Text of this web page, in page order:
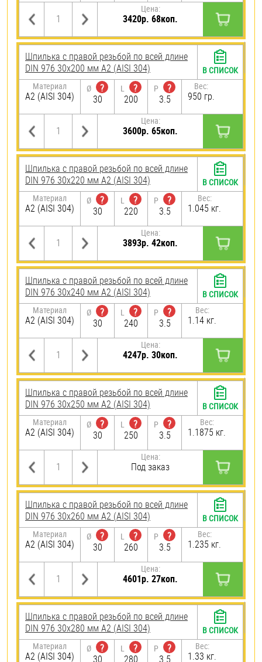
Цена:
3420р. 68коп.
Шпилька с правой резьбой по всей длине
DIN 976 30х200 мм А2 (AISI 304)
Материал
А2 (AISI 304)
Ø
?
30
L
?
200
P
?
3.5
Вес:
950 гр.
Цена:
3600р. 65коп.
В СПИСОК
Шпилька с правой резьбой по всей длине
DIN 976 30х220 мм А2 (AISI 304)
Материал
А2 (AISI 304)
Ø
?
30
L
?
220
P
?
3.5
Вес:
1.045 кг.
Цена:
3893р. 42коп.
В СПИСОК
Шпилька с правой резьбой по всей длине
DIN 976 30х240 мм А2 (AISI 304)
Материал
А2 (AISI 304)
Ø
?
30
L
?
240
P
?
3.5
Вес:
1.14 кг.
Цена:
4247р. 30коп.
В СПИСОК
Шпилька с правой резьбой по всей длине
DIN 976 30х250 мм А2 (AISI 304)
Материал
А2 (AISI 304)
Ø
?
30
L
?
250
P
?
3.5
Вес:
1.1875 кг.
Цена:
Под заказ
В СПИСОК
Шпилька с правой резьбой по всей длине
DIN 976 30х260 мм А2 (AISI 304)
Материал
А2 (AISI 304)
Ø
?
30
L
?
260
P
?
3.5
Вес:
1.235 кг.
Цена:
4601р. 27коп.
В СПИСОК
Шпилька с правой резьбой по всей длине
DIN 976 30х280 мм А2 (AISI 304)
Материал
А2 (AISI 304)
Ø
?
30
L
?
280
P
?
3.5
Вес:
1.33 кг.
В СПИСОК